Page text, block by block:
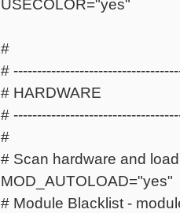
USECOLOR="yes"
#
#
# HARDWARE
#
#
# Scan hardware and
MOD_AUTOLOAD="yes"
# Module Blacklist -